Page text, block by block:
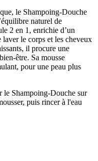
le Shampoing-Douche
naturel de
2 en 1, enrichie d’un
laver le corps et les cheveux
il procure une
être. Sa mousse
pour une peau plus
le Shampoing-Douche sur
puis rincer à l'eau